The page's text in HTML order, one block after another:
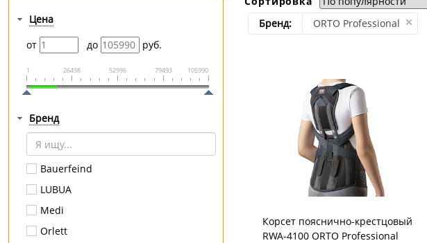
Цена
от
до руб.
1 26498 52996 79493 105990
Бренд
Bauerfeind
LUBUA
Medi
Orlett
Бренд:
ORTO Professional
Корсет пояснично-крестцовый
RWA-4100 ORTO Professional